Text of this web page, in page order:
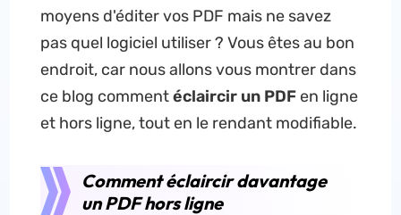
moyens d'éditer vos PDF mais ne savez
pas quel logiciel utiliser ? Vous êtes au bon
endroit, car nous allons vous montrer dans
ce blog commentéclaircir un PDFen ligne
et hors ligne, tout en le rendant modifiable.
Comment éclaircir davantage
un PDF hors ligne